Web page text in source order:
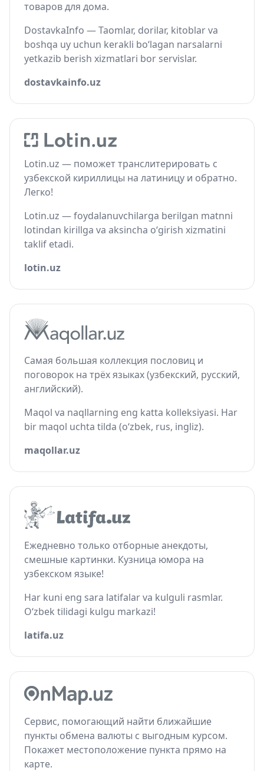
товаров для дома.
DostavkaInfo — Taomlar, dorilar, kitoblar va
boshqa uy uchun kerakli bo‘lagan narsalarni
yetkazib berish xizmatlari bor servislar.
dostavkainfo.uz
Lotin.uz — поможет транслитерировать с
узбекской кириллицы на латиницу и обратно.
Легко!
Lotin.uz — foydalanuvchilarga berilgan matnni
lotindan kirillga va aksincha o‘girish xizmatini
taklif etadi.
lotin.uz
Самая большая коллекция пословиц и
поговорок на трёх языках (узбекский, русский,
английский).
Maqol va naqllarning eng katta kolleksiyasi. Har
bir maqol uchta tilda (o‘zbek, rus, ingliz).
maqollar.uz
Ежедневно только отборные анекдоты,
смешные картинки. Кузница юмора на
узбекском языке!
Har kuni eng sara latifalar va kulguli rasmlar.
O‘zbek tilidagi kulgu markazi!
latifa.uz
Сервис, помогающий найти ближайшие
пункты обмена валюты с выгодным курсом.
Покажет местоположение пункта прямо на
карте.